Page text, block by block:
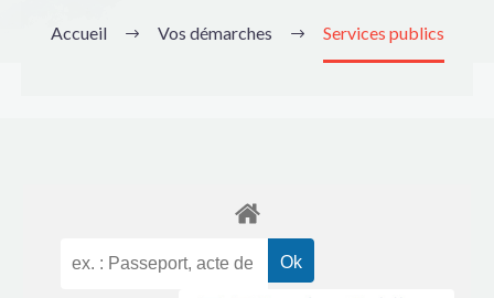
Accueil Vos démarches Services publics